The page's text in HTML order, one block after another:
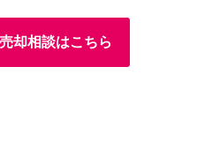
却相談はこちら